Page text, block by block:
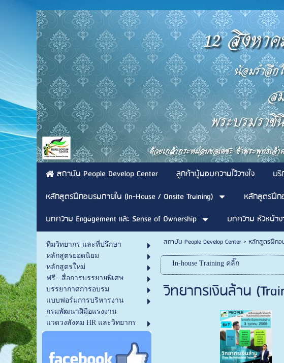
สถาบัน People Develop Center ลูกค้าผู้มอบความไว้วางใจ บริ
หลักสูตรฝึกอบรมภายใน (In-House / Onsite Training)
หลักสูตรฝึก
บทความ Engagement และ Sense of Ownership
บทความ หัวหน้า
ทีมวิทยากร และที่ปรึกษา
หลักสูตรยอดนิยม
หลักสูตรใหม่
ฟรี...สื่อการบรรยายพิเศษ
บรรยากาศการอบรม
แบบฟอร์มการบริหารงาน
กรมพัฒนาฝีมือแรงงาน
แวดวงสังคม HR และวิทยากร
สถาบัน People Develop Center> หลักสูตรฝึกอ
In-house Training คลิ๊ก
วิทยากรเงินล้าน